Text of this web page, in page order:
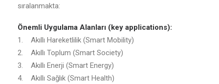
sıralanmakta:
Önemli Uygulama Alanları (key applications):
1. Akıllı Hareketlilik (Smart Mobility)
2. Akıllı Toplum (Smart Society)
3. Akıllı Enerji (Smart Energy)
4. Akıllı Sağlık (Smart Health)